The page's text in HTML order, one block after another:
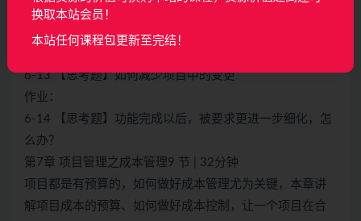
作业：
6-12 【作业】 章节知识点与考点考题
6-13 【思考题】如何减少项目中的变更
作业：
6-14 【思考题】功能完成以后，被要求更进一步细化，怎
么办？
第7章 项目管理之成本管理9 节 | 32分钟
项目都是有预算的，如何做好成本管理尤为关键，本章讲
解项目成本的预算、如何做好成本控制，让一个项目在合
换取本站会员！
本站任何课程包更新至完结！